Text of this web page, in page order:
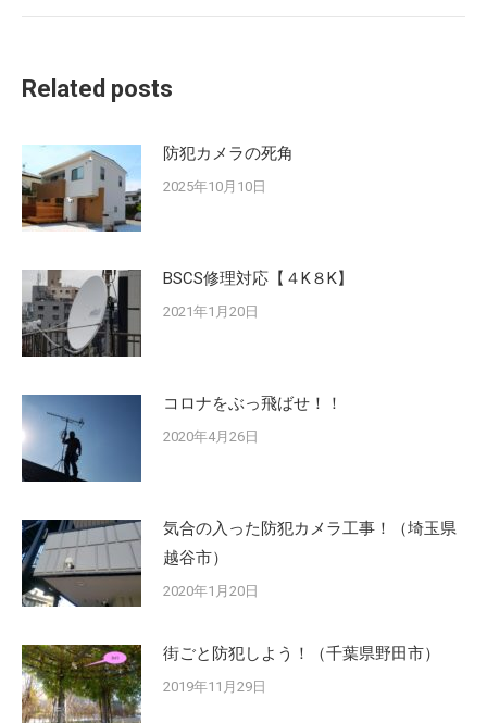
Related posts
防犯カメラの死角
2025年10月10日
BSCS修理対応【４K８K】
2021年1月20日
コロナをぶっ飛ばせ！！
2020年4月26日
気合の入った防犯カメラ工事！（埼玉県
越谷市）
2020年1月20日
街ごと防犯しよう！（千葉県野田市）
2019年11月29日